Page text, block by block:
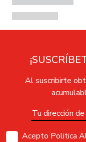
Al suscribirte
Acepto Politica